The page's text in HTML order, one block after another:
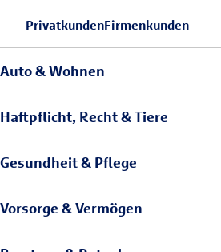
PrivatkundenFirmenkunden
Auto & Wohnen
Haftpflicht, Recht & Tiere
Gesundheit & Pflege
Vorsorge & Vermögen